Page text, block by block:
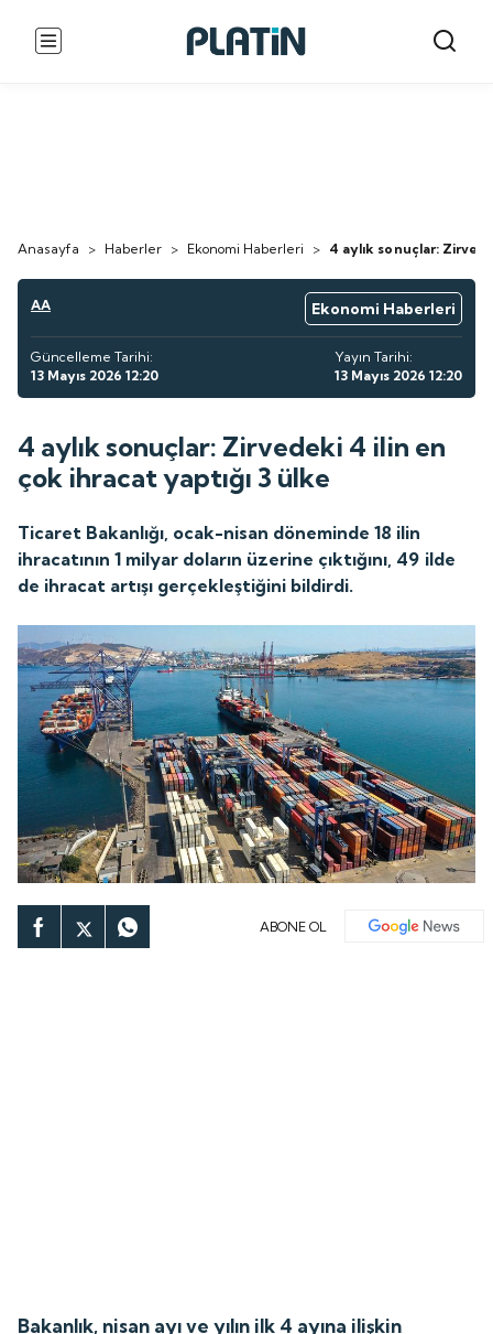
Anasayfa > Haberler > Ekonomi Haberleri > 4 aylık sonuçlar:
AA Ekonomi Haberleri
Güncelleme Tarihi:
13 Mayıs 2026 12:20
Yayın Tarihi:
13 Mayıs 2026 12:20
4 aylık sonuçlar: Zirvedeki 4 ilin en
çok ihracat yaptığı 3 ülke
Ticaret Bakanlığı, ocak-nisan döneminde 18 ilin
ihracatının 1 milyar doların üzerine çıktığını, 49 ilde
de ihracat artışı gerçekleştiğini bildirdi.
ABONE OL
Bakanlık, nisan ayı ve yılın ilk 4 ayına ilişkin